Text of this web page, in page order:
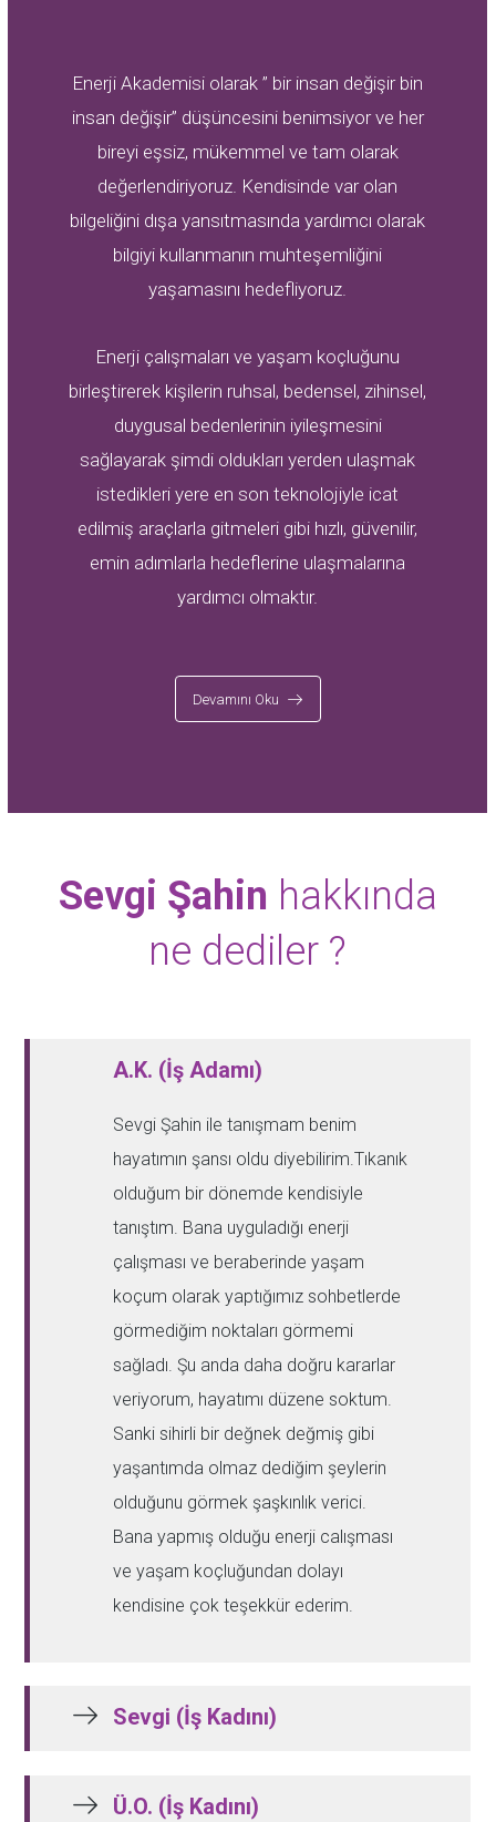
Enerji Akademisi olarak ” bir insan değişir bin
insan değişir” düşüncesini benimsiyor ve her
bireyi eşsiz, mükemmel ve tam olarak
değerlendiriyoruz. Kendisinde var olan
bilgeliğini dışa yansıtmasında yardımcı olarak
bilgiyi kullanmanın muhteşemliğini
yaşamasını hedefliyoruz.
Enerji çalışmaları ve yaşam koçluğunu
birleştirerek kişilerin ruhsal, bedensel, zihinsel,
duygusal bedenlerinin iyileşmesini
sağlayarak şimdi oldukları yerden ulaşmak
istedikleri yere en son teknolojiyle icat
edilmiş araçlarla gitmeleri gibi hızlı, güvenilir,
emin adımlarla hedeflerine ulaşmalarına
yardımcı olmaktır.
Devamını Oku
Sevgi Şahin hakkında
ne dediler ?
A.K. (İş Adamı)
Sevgi Şahin ile tanışmam benim
hayatımın şansı oldu diyebilirim.Tıkanık
olduğum bir dönemde kendisiyle
tanıştım. Bana uyguladığı enerji
çalışması ve beraberinde yaşam
koçum olarak yaptığımız sohbetlerde
görmediğim noktaları görmemi
sağladı. Şu anda daha doğru kararlar
veriyorum, hayatımı düzene soktum.
Sanki sihirli bir değnek değmiş gibi
yaşantımda olmaz dediğim şeylerin
olduğunu görmek şaşkınlık verici.
Bana yapmış olduğu enerji calışması
ve yaşam koçluğundan dolayı
kendisine çok teşekkür ederim.
Sevgi (İş Kadını)
Ü.O. (İş Kadını)